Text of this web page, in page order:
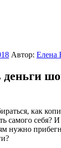
Автор: Елена
как
самого себя? И
нужно